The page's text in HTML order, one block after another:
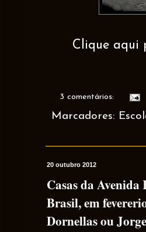
Clique aqui
3 comentários:
Marcadores:
20 outubro 2012
Casas da
Brasil, em
Dornellas ou